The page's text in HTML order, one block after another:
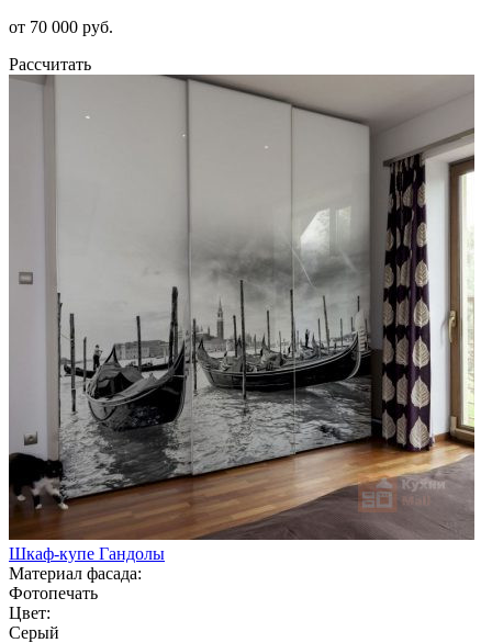
от 70 000 руб.
Рассчитать
Шкаф-купе Гандолы
Материал фасада:
Фотопечать
Цвет:
Серый